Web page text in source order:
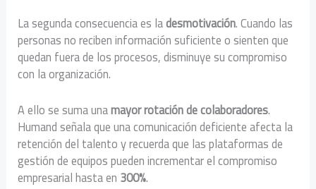
La segunda consecuencia es ladesmotivación. Cuando las
personas no reciben información suficiente o sienten que
quedan fuera de los procesos, disminuye su compromiso
con la organización.
A ello se suma unamayor rotación de colaboradores.
Humand señala que una comunicación deficiente afecta la
retención del talento y recuerda que las plataformas de
gestión de equipos pueden incrementar el compromiso
empresarial hasta en 300%.